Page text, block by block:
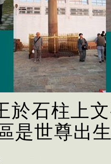
於石柱上
是世尊出